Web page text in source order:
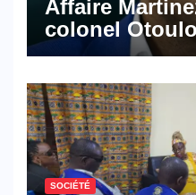
Affaire
colonel
croisé des
SOCIÉTÉ